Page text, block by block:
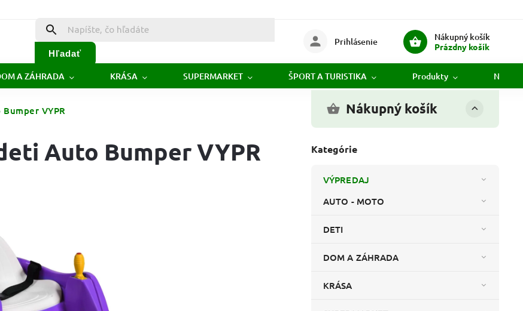
Hľadať
Nákupný košík
Prázdny košík
Prihlásenie
A ZÁHRADA KRÁSA SUPERMARKET ŠPORT A TURISTIKA Produkty
VYPR Nákupný košík
Kategórie
VÝPREDAJ
AUTO - MOTO
DETI
DOM A ZÁHRADA
KRÁSA
Auto Bumper VYPR